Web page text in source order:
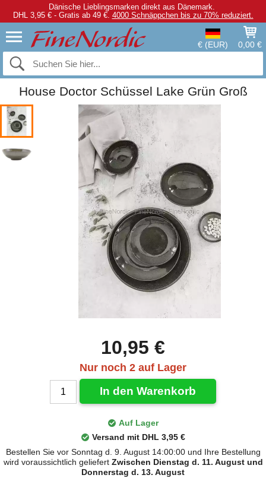
Dänische Lieblingsmarken direkt aus Dänemark.
DHL 3,95 € - Gratis ab 49 €. 4000 Schnäppchen bis zu 70% reduziert.
€ (EUR) 0,00 €
House Doctor Schüssel Lake Grün Groß
10,95 €
Nur noch 2 auf Lager
In den Warenkorb
Auf Lager
Versand mit DHL 3,95 €
Bestellen Sie vor Sonntag d. 9. August 14:00:00 und Ihre Bestellung
wird voraussichtlich geliefert Zwischen Dienstag d. 11. August und
Donnerstag d. 13. August